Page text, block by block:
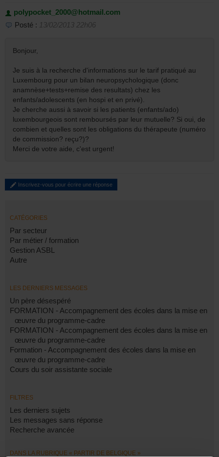
polypocket_2000@hotmail.com
Posté : 13/02/2013 22h06
Bonjour,
Je suis à la recherche d'informations sur le tarif pratiqué au
Luxembourg pour un bilan neuropsychologique (donc
anamnèse+tests+remise des resultats) chez les
enfants/adolescents (en hospi et en privé).
Je cherche aussi à savoir si les patients (enfants/ado)
luxembourgeois sont remboursés par leur mutuelle? Si oui, de
combien et quelles sont les obligations du thérapeute (numéro
de commission? reçu?)?
Merci de votre aide, c'est urgent!
Inscrivez-vous pour écrire une réponse
CATÉGORIES
Par secteur
Par métier / formation
Gestion ASBL
Autre
LES DERNIERS MESSAGES
Un père désespéré
FORMATION - Accompagnement des écoles dans la mise en
œuvre du programme-cadre
FORMATION - Accompagnement des écoles dans la mise en
œuvre du programme-cadre
Formation - Accompagnement des écoles dans la mise en
œuvre du programme-cadre
Cours du soir assistante sociale
FILTRES
Les derniers sujets
Les messages sans réponse
Recherche avancée
DANS LA RUBRIQUE « PARTIR DE BELGIQUE »